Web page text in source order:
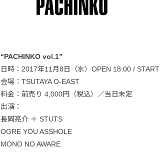
“PACHINKO vol.1”
日時：2017年11月8日（水）OPEN 18:00 / START
会場：TSUTAYA O-EAST
料金：前売り 4,000円（税込）／当日未定
出演：
長岡亮介 ＋ STUTS
OGRE YOU ASSHOLE
MONO NO AWARE